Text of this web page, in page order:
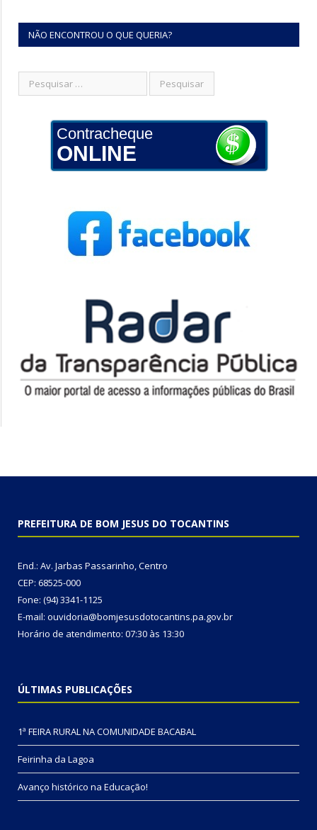
NÃO ENCONTROU O QUE QUERIA?
Contracheque
ONLINE
PREFEITURA DE BOM JESUS DO TOCANTINS
End.: Av. Jarbas Passarinho, Centro
CEP: 68525-000
Fone: (94) 3341-1125
E-mail: ouvidoria@bomjesusdotocantins.pa.gov.br
Horário de atendimento: 07:30 às 13:30
ÚLTIMAS PUBLICAÇÕES
1ª FEIRA RURAL NA COMUNIDADE BACABAL
Feirinha da Lagoa
Avanço histórico na Educação!